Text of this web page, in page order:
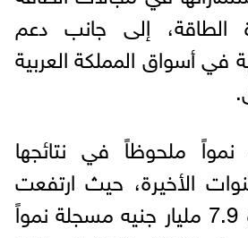
الطاقة، إلى جانب دعم
في أسواق المملكة العربية
ملحوظاً في نتائجها
الأخيرة، حيث ارتفعت
الإيرادات إلى نحو 7.9 مليار جنيه مسجلة نمواً